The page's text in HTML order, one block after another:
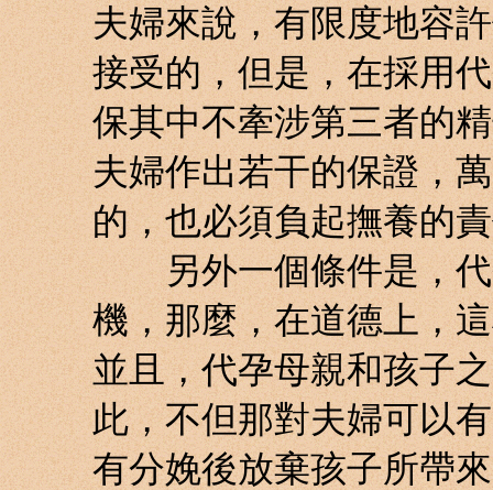
夫婦來說，有限度地容
接受的，但是，在採用
保其中不牽涉第三者的
夫婦作出若干的保證，
的，也必須負起撫養的
另外一個條件是，代
機，那麼，在道德上，
並且，代孕母親和孩子
此，不但那對夫婦可以
有分娩後放棄孩子所帶